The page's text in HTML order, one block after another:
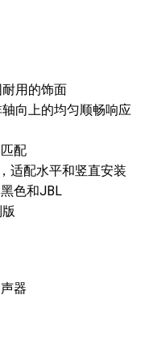
用的饰面
向上的均匀顺畅响应
配
适配水平和竖直安装
色和JBL
器